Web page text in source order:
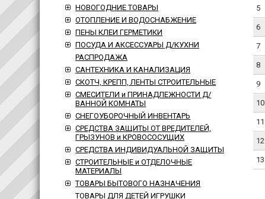
НОВОГОДНИЕ ТОВАРЫ
ОТОПЛЕНИЕ И ВОДОСНАБЖЕНИЕ
ПЕНЫ КЛЕИ ГЕРМЕТИКИ
ПОСУДА И АКСЕССУАРЫ Д/КУХНИ
РАСПРОДАЖА
САНТЕХНИКА И КАНАЛИЗАЦИЯ
СКОТЧ, КРЕПП, ЛЕНТЫ СТРОИТЕЛЬНЫЕ
СМЕСИТЕЛИ и ПРИНАДЛЕЖНОСТИ Д/
ВАННОЙ КОМНАТЫ
СНЕГОУБОРОЧНЫЙ ИНВЕНТАРЬ
СРЕДСТВА ЗАЩИТЫ ОТ ВРЕДИТЕЛЕЙ,
ГРЫЗУНОВ и КРОВОСОСУЩИХ
СРЕДСТВА ИНДИВИДУАЛЬНОЙ ЗАЩИТЫ
СТРОИТЕЛЬНЫЕ и ОТДЕЛОЧНЫЕ
МАТЕРИАЛЫ
ТОВАРЫ БЫТОВОГО НАЗНАЧЕНИЯ
ТОВАРЫ ДЛЯ ДЕТЕЙ ИГРУШКИ
5
6
7
8
9
10
11
12
13